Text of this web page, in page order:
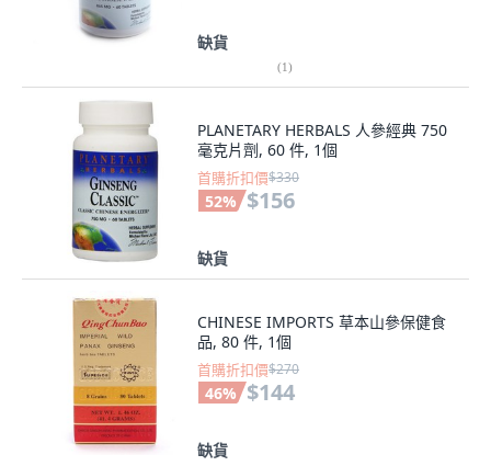
缺貨
(1)
PLANETARY HERBALS 人參經典 750
毫克片劑, 60 件, 1個
首購折扣價$330
52% $156
缺貨
CHINESE IMPORTS 草本山參保健食
品, 80 件, 1個
首購折扣價$270
46% $144
缺貨